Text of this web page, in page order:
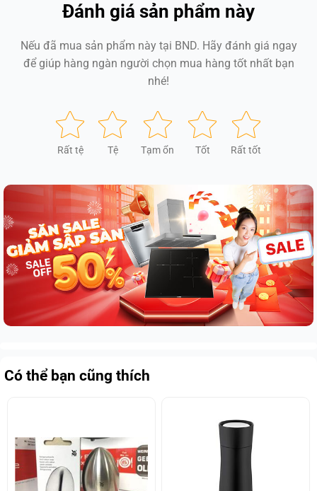
Đánh giá sản phẩm này
Nếu đã mua sản phẩm này tại BND. Hãy đánh giá ngay
để giúp hàng ngàn người chọn mua hàng tốt nhất bạn
nhé!
Rất tệ Tệ Tạm ổn Tốt Rất tốt
Có thể bạn cũng thích